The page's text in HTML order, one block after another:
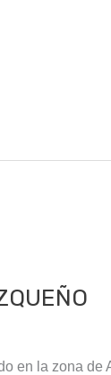
en la zona de